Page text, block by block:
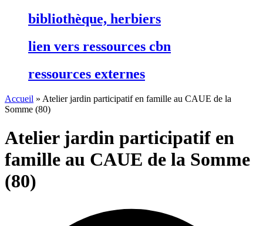
bibliothèque, herbiers
lien vers ressources cbn
ressources externes
Accueil » Atelier jardin participatif en famille au CAUE de la
Somme (80)
Atelier jardin participatif en
famille au CAUE de la Somme
(80)